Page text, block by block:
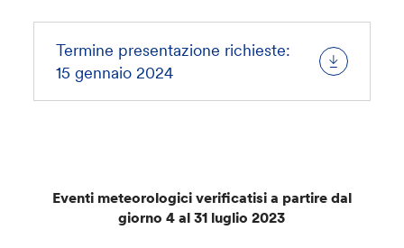
Termine presentazione richieste:
15 gennaio 2024
Eventi meteorologici verificatisi a partire dal
giorno 4 al 31 luglio 2023